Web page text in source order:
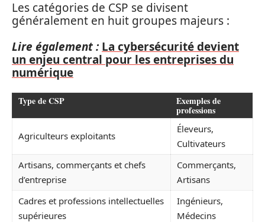
Les catégories de CSP se divisent
généralement en huit groupes majeurs :
Lire également : La cybersécurité devient
un enjeu central pour les entreprises du
numérique
Type de CSP Exemples de
professions
Agriculteurs exploitants
Éleveurs,
Cultivateurs
Artisans, commerçants et chefs
d’entreprise
Commerçants,
Artisans
Cadres et professions intellectuelles
supérieures
Ingénieurs,
Médecins